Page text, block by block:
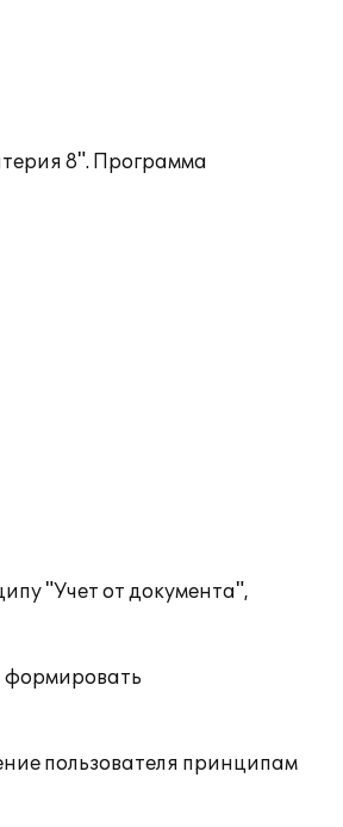
8". Программа
"Учет от документа",
формировать
пользователя принципам